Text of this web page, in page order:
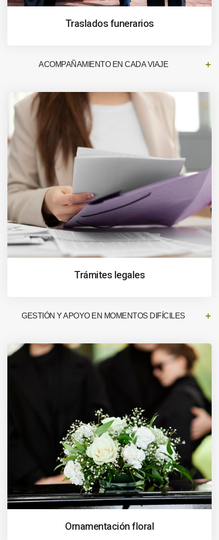
Traslados funerarios
ACOMPAÑAMIENTO EN CADA VIAJE
Trámites legales
GESTIÓN Y APOYO EN MOMENTOS DIFÍCILES
Ornamentación floral